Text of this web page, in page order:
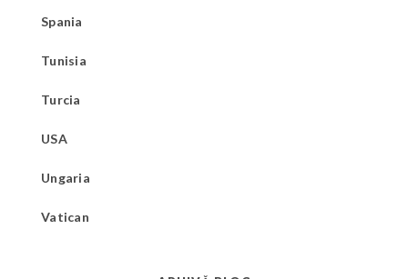
Spania
Tunisia
Turcia
USA
Ungaria
Vatican